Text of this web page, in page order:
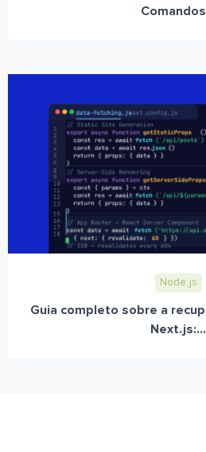
Node.js
Guia completo sobre a
Next.js:...